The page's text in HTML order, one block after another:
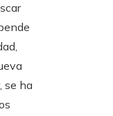
se ha